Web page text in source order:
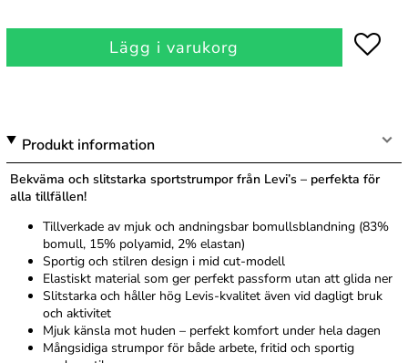
Lägg i varukorg
Produkt information
Bekväma och slitstarka sportstrumpor från Levi’s – perfekta för
alla tillfällen!
Tillverkade av mjuk och andningsbar bomullsblandning (83%
bomull, 15% polyamid, 2% elastan)
Sportig och stilren design i mid cut-modell
Elastiskt material som ger perfekt passform utan att glida ner
Slitstarka och håller hög Levis-kvalitet även vid dagligt bruk
och aktivitet
Mjuk känsla mot huden – perfekt komfort under hela dagen
Mångsidiga strumpor för både arbete, fritid och sportig